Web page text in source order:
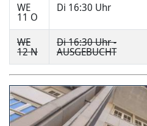
WE
11 O
Di 16:30 Uhr
WE
12 N
Di 16:30 Uhr -
AUSGEBUCHT